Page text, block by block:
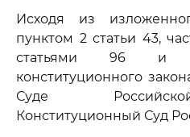
Исходя из
пунктом 2 статьи 43,
статьями 96 и
конституционного
Суде
Конституционный Суд